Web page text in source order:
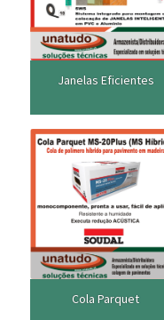
Janelas Eficientes
Cola Parquet